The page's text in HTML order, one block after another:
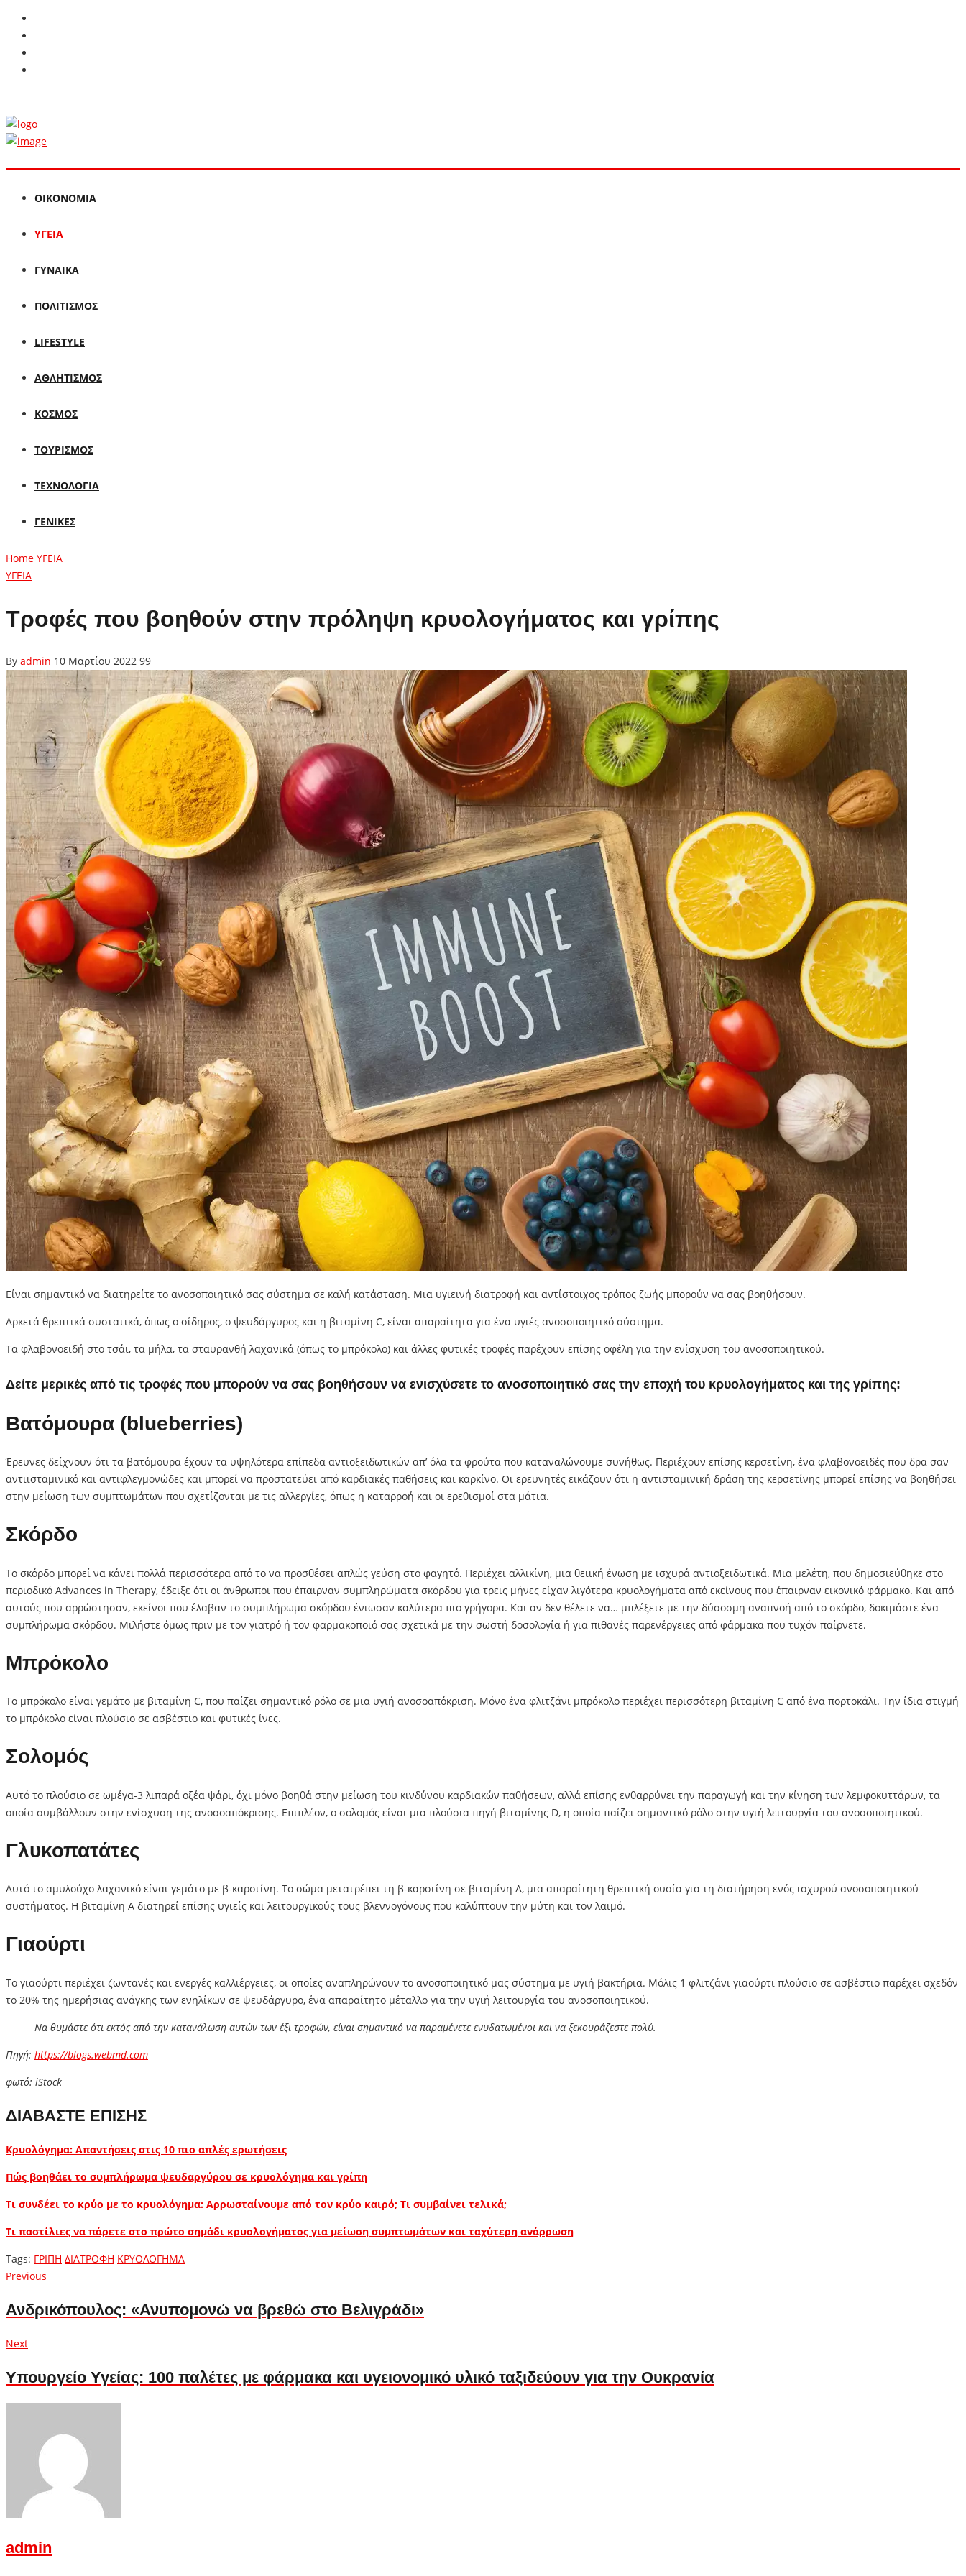
ΟΙΚΟΝΟΜΙΑ
ΥΓΕΙΑ
ΓΥΝΑΙΚΑ
ΠΟΛΙΤΙΣΜΟΣ
LIFESTYLE
ΑΘΛΗΤΙΣΜΟΣ
ΚΟΣΜΟΣ
ΤΟΥΡΙΣΜΟΣ
ΤΕΧΝΟΛΟΓΙΑ
ΓΕΝΙΚΕΣ
Home ΥΓΕΙΑ
ΥΓΕΙΑ
Τροφές που βοηθούν στην πρόληψη κρυολογήματος και γρίπης
By admin 10 Μαρτίου 2022 99
Είναι σημαντικό να διατηρείτε το ανοσοποιητικό σας σύστημα σε καλή κατάσταση. Μια υγιεινή διατροφή και αντίστοιχος τρόπος ζωής μπορούν να σας βοηθήσουν.
Αρκετά θρεπτικά συστατικά, όπως ο σίδηρος, ο ψευδάργυρος και η βιταμίνη C, είναι απαραίτητα για ένα υγιές ανοσοποιητικό σύστημα.
Τα φλαβονοειδή στο τσάι, τα μήλα, τα σταυρανθή λαχανικά (όπως το μπρόκολο) και άλλες φυτικές τροφές παρέχουν επίσης οφέλη για την ενίσχυση του ανοσοποιητικού.
Δείτε μερικές από τις τροφές που μπορούν να σας βοηθήσουν να ενισχύσετε το ανοσοποιητικό σας την εποχή του κρυολογήματος και της γρίπης:
Βατόμουρα (blueberries)
Έρευνες δείχνουν ότι τα βατόμουρα έχουν τα υψηλότερα επίπεδα αντιοξειδωτικών απ’ όλα τα φρούτα που καταναλώνουμε συνήθως. Περιέχουν επίσης κερσετίνη, ένα φλαβονοειδές που δρα σαν
αντιισταμινικό και αντιφλεγμονώδες και μπορεί να προστατεύει από καρδιακές παθήσεις και καρκίνο. Οι ερευνητές εικάζουν ότι η αντισταμινική δράση της κερσετίνης μπορεί επίσης να βοηθήσει
στην μείωση των συμπτωμάτων που σχετίζονται με τις αλλεργίες, όπως η καταρροή και οι ερεθισμοί στα μάτια.
Σκόρδο
Το σκόρδο μπορεί να κάνει πολλά περισσότερα από το να προσθέσει απλώς γεύση στο φαγητό. Περιέχει αλλικίνη, μια θειική ένωση με ισχυρά αντιοξειδωτικά. Μια μελέτη, που δημοσιεύθηκε στο
περιοδικό Advances in Therapy, έδειξε ότι οι άνθρωποι που έπαιρναν συμπληρώματα σκόρδου για τρεις μήνες είχαν λιγότερα κρυολογήματα από εκείνους που έπαιρναν εικονικό φάρμακο. Και από
αυτούς που αρρώστησαν, εκείνοι που έλαβαν το συμπλήρωμα σκόρδου ένιωσαν καλύτερα πιο γρήγορα. Και αν δεν θέλετε να… μπλέξετε με την δύσοσμη αναπνοή από το σκόρδο, δοκιμάστε ένα
συμπλήρωμα σκόρδου. Μιλήστε όμως πριν με τον γιατρό ή τον φαρμακοποιό σας σχετικά με την σωστή δοσολογία ή για πιθανές παρενέργειες από φάρμακα που τυχόν παίρνετε.
Μπρόκολο
Το μπρόκολο είναι γεμάτο με βιταμίνη C, που παίζει σημαντικό ρόλο σε μια υγιή ανοσοαπόκριση. Μόνο ένα φλιτζάνι μπρόκολο περιέχει περισσότερη βιταμίνη C από ένα πορτοκάλι. Την ίδια στιγμή
το μπρόκολο είναι πλούσιο σε ασβέστιο και φυτικές ίνες.
Σολομός
Αυτό το πλούσιο σε ωμέγα-3 λιπαρά οξέα ψάρι, όχι μόνο βοηθά στην μείωση του κινδύνου καρδιακών παθήσεων, αλλά επίσης ενθαρρύνει την παραγωγή και την κίνηση των λεμφοκυττάρων, τα
οποία συμβάλλουν στην ενίσχυση της ανοσοαπόκρισης. Επιπλέον, ο σολομός είναι μια πλούσια πηγή βιταμίνης D, η οποία παίζει σημαντικό ρόλο στην υγιή λειτουργία του ανοσοποιητικού.
Γλυκοπατάτες
Αυτό το αμυλούχο λαχανικό είναι γεμάτο με β-καροτίνη. Το σώμα μετατρέπει τη β-καροτίνη σε βιταμίνη Α, μια απαραίτητη θρεπτική ουσία για τη διατήρηση ενός ισχυρού ανοσοποιητικού
συστήματος. Η βιταμίνη Α διατηρεί επίσης υγιείς και λειτουργικούς τους βλεννογόνους που καλύπτουν την μύτη και τον λαιμό.
Γιαούρτι
Το γιαούρτι περιέχει ζωντανές και ενεργές καλλιέργειες, οι οποίες αναπληρώνουν το ανοσοποιητικό μας σύστημα με υγιή βακτήρια. Μόλις 1 φλιτζάνι γιαούρτι πλούσιο σε ασβέστιο παρέχει σχεδόν
το 20% της ημερήσιας ανάγκης των ενηλίκων σε ψευδάργυρο, ένα απαραίτητο μέταλλο για την υγιή λειτουργία του ανοσοποιητικού.
Να θυμάστε ότι εκτός από την κατανάλωση αυτών των έξι τροφών, είναι σημαντικό να παραμένετε ενυδατωμένοι και να ξεκουράζεστε πολύ.
Πηγή: https://blogs.webmd.com
φωτό: iStock
ΔΙΑΒΑΣΤΕ ΕΠΙΣΗΣ
Κρυολόγημα: Απαντήσεις στις 10 πιο απλές ερωτήσεις
Πώς βοηθάει το συμπλήρωμα ψευδαργύρου σε κρυολόγημα και γρίπη
Τι συνδέει το κρύο με το κρυολόγημα: Αρρωσταίνουμε από τον κρύο καιρό; Τι συμβαίνει τελικά;
Τι παστίλιες να πάρετε στο πρώτο σημάδι κρυολογήματος για μείωση συμπτωμάτων και ταχύτερη ανάρρωση
Tags: ΓΡΙΠΗ ΔΙΑΤΡΟΦΗ ΚΡΥΟΛΟΓΗΜΑ
Πλοήγηση
άρθρων
Previous
Ανδρικόπουλος: «Ανυπομονώ να βρεθώ στο Βελιγράδι»
NextNext
Υπουργείο Υγείας: 100 παλέτες με φάρμακα και υγειονομικό υλικό ταξιδεύουν για την Ουκρανία
admin